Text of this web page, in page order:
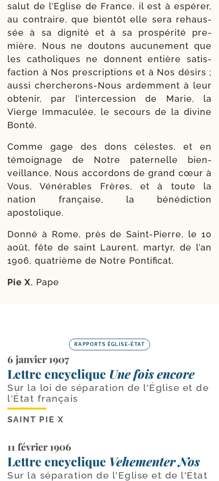
salut de l’Eglise de France, il est à espé­rer,
au contraire, que bien­tôt elle sera rehaus­
sée à sa digni­té et à sa pros­pé­ri­té pre­
mière. Nous ne dou­tons aucu­ne­ment que
les catho­liques ne donnent entière satis­
fac­tion à Nos pres­crip­tions et à Nos dési­rs ;
aus­si chercherons-​Nous ardem­ment à leur
obte­nir, par l’intercession de Marie, la
Vierge Immaculée, le secours de la divine
Bonté.
Comme gage des dons célestes, et en
témoi­gnage de Notre pater­nelle bien­
veillance, Nous accor­dons de grand cœur à
Vous, Vénérables Frères, et à toute la
nation fran­çaise, la béné­dic­tion
apostolique.
Donné à Rome, près de Saint-​Pierre, le 10
août, fête de saint Laurent, mar­tyr, de l’an
1906, qua­trième de Notre Pontificat,
Pie X, Pape
RAPPORTS ÉGLISE-ÉTAT
6 janvier 1907
Lettre encyclique Une fois encore
Sur la loi de séparation de l'Église et de
l'État français
SAINT PIE X
11 février 1906
Lettre encyclique Vehementer Nos
Sur la séparation de l'Eglise et de l'État